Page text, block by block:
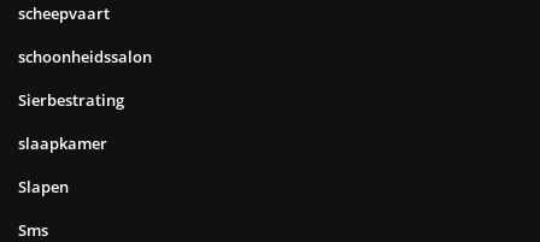
scheepvaart
schoonheidssalon
Sierbestrating
slaapkamer
Slapen
Sms